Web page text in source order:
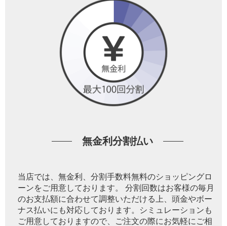
無金利分割払い
当店では、無金利、分割手数料無料のショッピングロ
ーンをご用意しております。 分割回数はお客様の毎月
のお支払額に合わせて調整いただける上、頭金やボー
ナス払いにも対応しております。シミュレーションも
ご用意しておりますので、ご注文の際にお気軽にご相